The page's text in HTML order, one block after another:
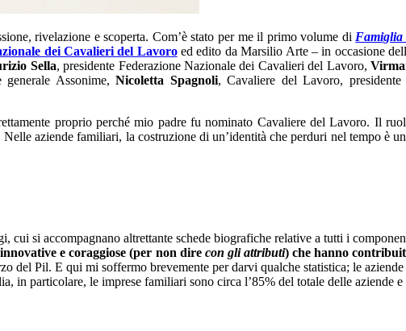
rivelazione e scoperta. Com’è stato per me il primo volume di Famiglia
dei Cavalieri del Lavoroed edito da Marsilio Arte – in occasione
Sella, presidente Federazione Nazionale dei Cavalieri del Lavoro,
Assonime, Nicoletta Spagnoli, Cavaliere del Lavoro, presidente
proprio perché mio padre fu nominato Cavaliere del Lavoro. Il
aziende familiari, la costruzione di un’identità che perduri nel tempo è
cui si accompagnano altrettante schede biografiche relative a tutti i
e coraggiose (per non dire con gli attributi) che hanno
del Pil. E qui mi soffermo brevemente per darvi qualche statistica; le aziende
in particolare, le imprese familiari sono circa l’85% del totale delle aziende